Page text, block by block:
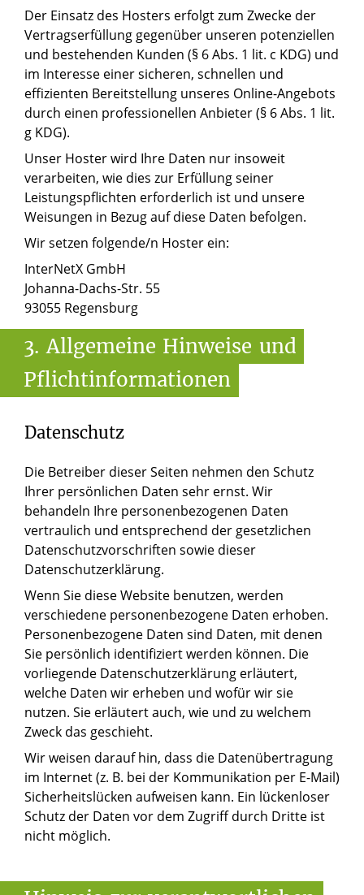
Der Einsatz des Hosters erfolgt zum Zwecke der
Vertragserfüllung gegenüber unseren potenziellen
und bestehenden Kunden (§ 6 Abs. 1 lit. c KDG) und
im Interesse einer sicheren, schnellen und
effizienten Bereitstellung unseres Online-Angebots
durch einen professionellen Anbieter (§ 6 Abs. 1 lit.
g KDG).
Unser Hoster wird Ihre Daten nur insoweit
verarbeiten, wie dies zur Erfüllung seiner
Leistungspflichten erforderlich ist und unsere
Weisungen in Bezug auf diese Daten befolgen.
Wir setzen folgende/n Hoster ein:
InterNetX GmbH
Johanna-Dachs-Str. 55
93055 Regensburg
3. Allgemeine Hinweise und
Pflichtinformationen
Datenschutz
Die Betreiber dieser Seiten nehmen den Schutz
Ihrer persönlichen Daten sehr ernst. Wir
behandeln Ihre personenbezogenen Daten
vertraulich und entsprechend der gesetzlichen
Datenschutzvorschriften sowie dieser
Datenschutzerklärung.
Wenn Sie diese Website benutzen, werden
verschiedene personenbezogene Daten erhoben.
Personenbezogene Daten sind Daten, mit denen
Sie persönlich identifiziert werden können. Die
vorliegende Datenschutzerklärung erläutert,
welche Daten wir erheben und wofür wir sie
nutzen. Sie erläutert auch, wie und zu welchem
Zweck das geschieht.
Wir weisen darauf hin, dass die Datenübertragung
im Internet (z. B. bei der Kommunikation per E-Mail)
Sicherheitslücken aufweisen kann. Ein lückenloser
Schutz der Daten vor dem Zugriff durch Dritte ist
nicht möglich.